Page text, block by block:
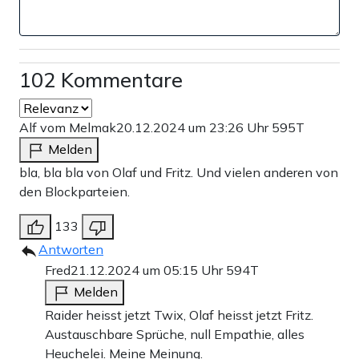
102 Kommentare
Alf vom Melmak20.12.2024 um 23:26 Uhr 595T
Melden
bla, bla bla von Olaf und Fritz. Und vielen anderen von
den Blockparteien.
133
Antworten
Fred21.12.2024 um 05:15 Uhr 594T
Melden
Raider heisst jetzt Twix, Olaf heisst jetzt Fritz.
Austauschbare Sprüche, null Empathie, alles
Heuchelei. Meine Meinung.